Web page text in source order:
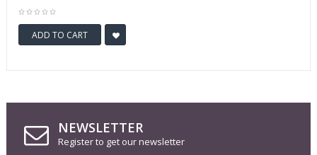
ADD TO CART
NEWSLETTER
Register to get our newsletter